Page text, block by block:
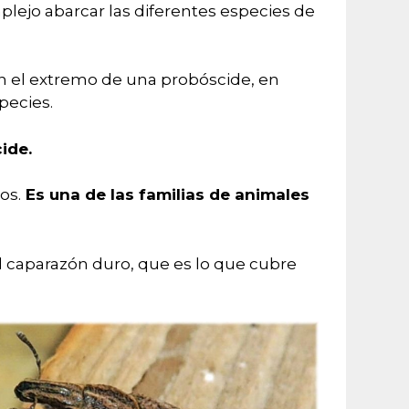
abarcar las diferentes especies de
el extremo de una probóscide, en
Es una de las familias de animales
duro, que es lo que cubre